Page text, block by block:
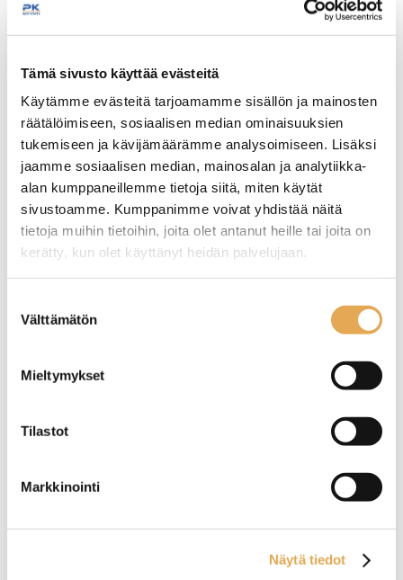
Tämä sivusto käyttää evästeitä
Käytämme evästeitä tarjoamamme sisällön ja mainosten
räätälöimiseen, sosiaalisen median ominaisuuksien
tukemiseen ja kävijämäärämme analysoimiseen. Lisäksi
jaamme sosiaalisen median, mainosalan ja analytiikka-
alan kumppaneillemme tietoja siitä, miten käytät
sivustoamme. Kumppanimme voivat yhdistää näitä
tietoja muihin tietoihin, joita olet antanut heille tai joita on
kerätty, kun olet käyttänyt heidän palvelujaan.
valinta
Välttämätön
Mieltymykset
Tilastot
Markkinointi
Näytä tiedot
rahoituksella
TUTUSTU ›
Pöytälamppu Niels
Halkaisija: 11cm
Kaukosäädin
6-paikkainen: 43 x 31,5cm
15-paikkainen: 75 x 43cm